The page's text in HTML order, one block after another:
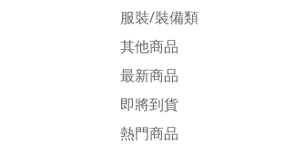
服裝/裝備類
其他商品
最新商品
即將到貨
熱門商品